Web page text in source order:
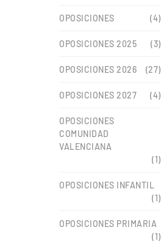
OPOSICIONES (4)
OPOSICIONES 2025 (3)
OPOSICIONES 2026 (27)
OPOSICIONES 2027 (4)
OPOSICIONES
COMUNIDAD
VALENCIANA
(1)
OPOSICIONES INFANTIL
(1)
OPOSICIONES PRIMARIA
(1)